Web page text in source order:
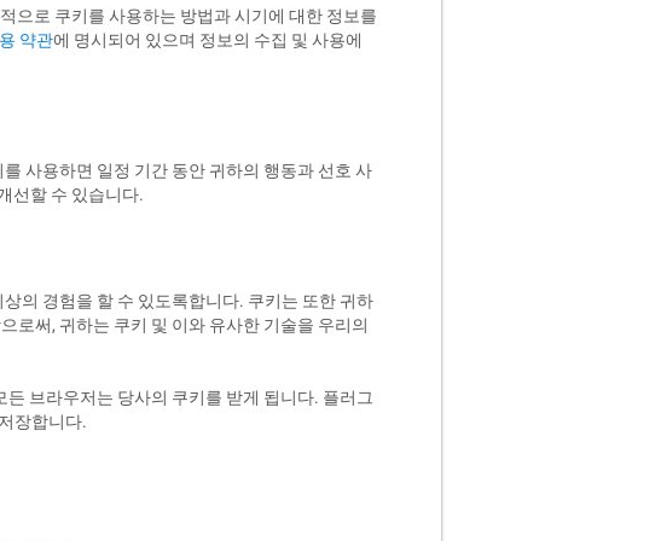
으로 쿠키를 사용하는 방법과 시기에 대한 정보를
약관에 명시되어 있으며 정보의 수집 및 사용에
사용하면 일정 기간 동안 귀하의 행동과 선호 사
선할 수 있습니다.
의 경험을 할 수 있도록합니다. 쿠키는 또한 귀하
로써, 귀하는 쿠키 및 이와 유사한 기술을 우리의
브라우저는 당사의 쿠키를 받게 됩니다. 플러그
장합니다.